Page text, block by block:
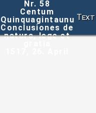
Nr. 58
Centum
Quinquagintaunum
Conclusiones de
natura, lege et
Text